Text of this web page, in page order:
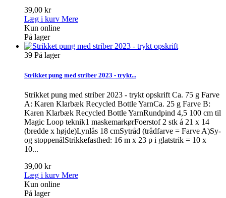
39,00 kr
Læg i kurv Mere
Kun online
På lager
39 På lager
Strikket pung med striber 2023 - trykt...
Strikket pung med striber 2023 - trykt opskrift Ca. 75 g Farve
A: Karen Klarbæk Recycled Bottle YarnCa. 25 g Farve B:
Karen Klarbæk Recycled Bottle YarnRundpind 4,5 100 cm til
Magic Loop teknik1 maskemarkørFoerstof 2 stk á 21 x 14
(bredde x højde)Lynlås 18 cmSytråd (trådfarve = Farve A)Sy-
og stoppenålStrikkefasthed: 16 m x 23 p i glatstrik = 10 x
10...
39,00 kr
Læg i kurv Mere
Kun online
På lager